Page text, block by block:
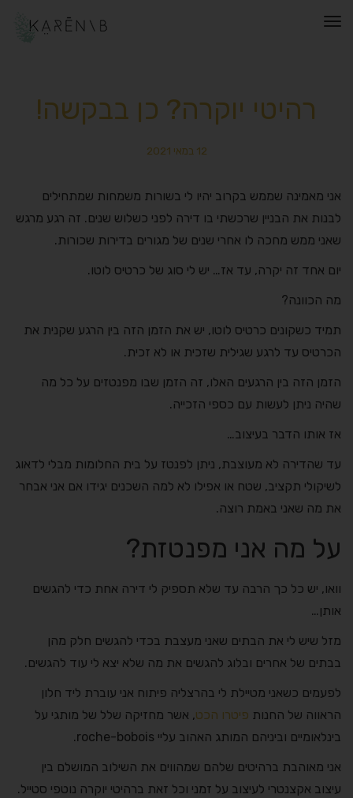
תפריט
רהיטי יוקרה? כן בבקשה!
12 במאי 2021
אני מאמינה שממש בקרוב יהיו לי בשורות משמחות שמתחילים
לבנות את הבניין שרכשתי בו דירה לפני כשלוש שנים. זה רגע מרגש
שאני ממש מחכה לו אחרי שנים של מגורים בדירות שכורות.
יום אחד זה יקרה, עד אז… יש לי סוג של כרטיס לוטו.
מה הכוונה?
תמיד כשקונים כרטיס לוטו, יש את הזמן הזה בין הרגע שקנית את
הכרטיס עד לרגע שגילית שזכית או לא זכית.
הזמן הזה בין הרגעים האלו, זה הזמן שבו מפנטזים על כל מה
שהיה ניתן לעשות עם כספי הזכייה.
אז אותו הדבר בעיצוב…
עד שהדירה לא מעוצבת, ניתן לפנטז על בית החלומות מבלי לדאוג
לשיקולי תקציב, שטח או אפילו לא למה השכנים יגידו אם אני אבחר
את מה שאני באמת רוצה.
על מה אני מפנטזת?
וואו, יש כל כך הרבה עד שלא תספיק לי דירה אחת כדי להגשים
אותן…
מזל שיש לי את הבתים שאני מעצבת בכדי להגשים חלק מהן
בבתים של אחרים ובלוג להגשים את מה שלא יצא לי עוד להגשים.
לפעמים כשאני מטיילת לי בהרצליה פיתוח אני עוברת ליד חלון
הראווה של החנות פיטרו הכט, אשר מחזיקה שלל של מותגי על
בינלאומיים וביניהם המותג האהוב עליי roche-bobois.
אני מאוהבת ברהיטים שלהם שמהווים את השילוב המושלם בין
עיצוב אקצנטרי לעיצוב על זמני וכל זאת ברהיטי יוקרה נוטפי סטייל.